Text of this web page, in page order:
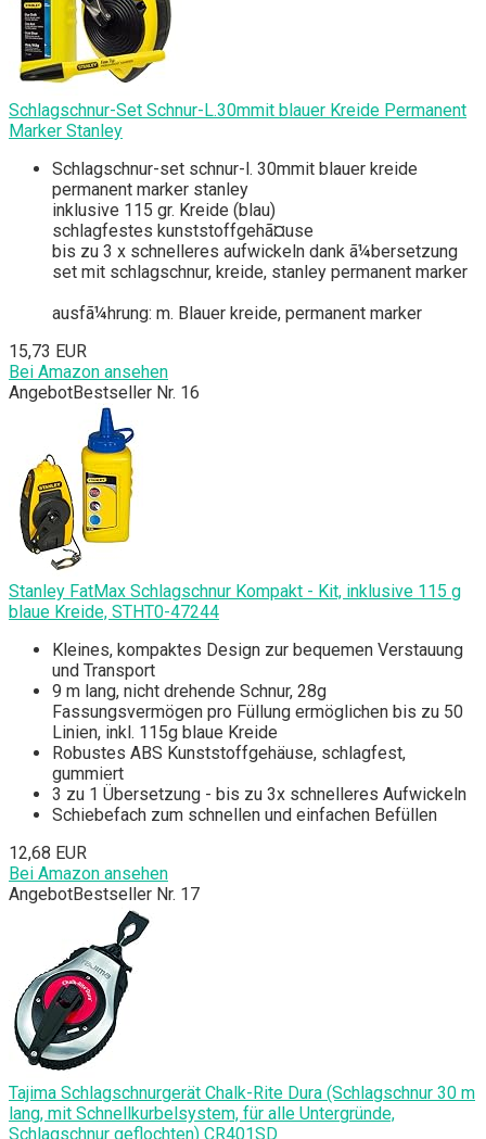
Schlagschnur-Set Schnur-L.30mmit blauer Kreide Permanent
Marker Stanley
Schlagschnur-set schnur-l. 30mmit blauer kreide
permanent marker stanley
inklusive 115 gr. Kreide (blau)
schlagfestes kunststoffgehã¤use
bis zu 3 x schnelleres aufwickeln dank ã¼bersetzung
set mit schlagschnur, kreide, stanley permanent marker
ausfã¼hrung: m. Blauer kreide, permanent marker
15,73 EUR
Bei Amazon ansehen
AngebotBestseller Nr. 16
Stanley FatMax Schlagschnur Kompakt - Kit, inklusive 115 g
blaue Kreide, STHT0-47244
Kleines, kompaktes Design zur bequemen Verstauung
und Transport
9 m lang, nicht drehende Schnur, 28g
Fassungsvermögen pro Füllung ermöglichen bis zu 50
Linien, inkl. 115g blaue Kreide
Robustes ABS Kunststoffgehäuse, schlagfest,
gummiert
3 zu 1 Übersetzung - bis zu 3x schnelleres Aufwickeln
Schiebefach zum schnellen und einfachen Befüllen
12,68 EUR
Bei Amazon ansehen
AngebotBestseller Nr. 17
Tajima Schlagschnurgerät Chalk-Rite Dura (Schlagschnur 30 m
lang, mit Schnellkurbelsystem, für alle Untergründe,
Schlagschnur geflochten) CR401SD